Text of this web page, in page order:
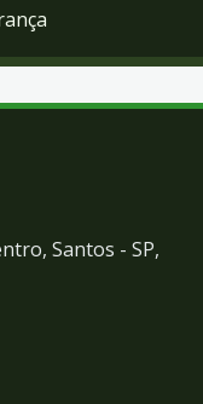
Santos - SP,